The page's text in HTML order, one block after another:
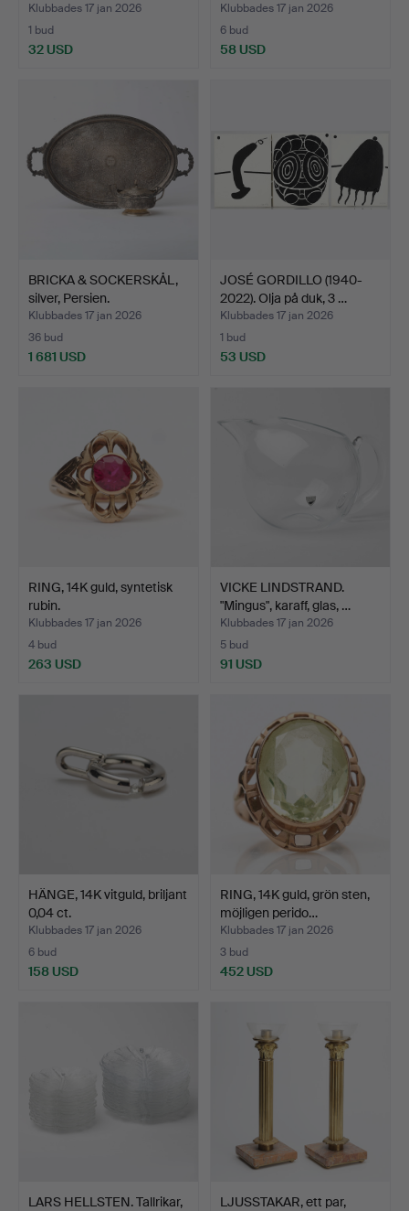
Klubbades 17 jan 2026
1 bud
32 USD
Klubbades 17 jan 2026
6 bud
58 USD
BRICKA & SOCKERSKÅL,
silver, Persien.
Klubbades 17 jan 2026
36 bud
1 681 USD
JOSÉ GORDILLO (1940-
2022). Olja på duk, 3 …
Klubbades 17 jan 2026
1 bud
53 USD
RING, 14K guld, syntetisk
rubin.
Klubbades 17 jan 2026
4 bud
263 USD
VICKE LINDSTRAND.
"Mingus", karaff, glas, …
Klubbades 17 jan 2026
5 bud
91 USD
HÄNGE, 14K vitguld, briljant
0,04 ct.
Klubbades 17 jan 2026
6 bud
158 USD
RING, 14K guld, grön sten,
möjligen perido…
Klubbades 17 jan 2026
3 bud
452 USD
LARS HELLSTEN. Tallrikar,
LJUSSTAKAR, ett par,